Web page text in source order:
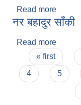
Read more
नर बहादुर साँकी
Read more
Pages
« first
4
5